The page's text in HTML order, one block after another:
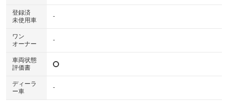
登録済
未使用車
-
ワン
オーナー
-
車両状態
評価書
ディーラ
ー車
-